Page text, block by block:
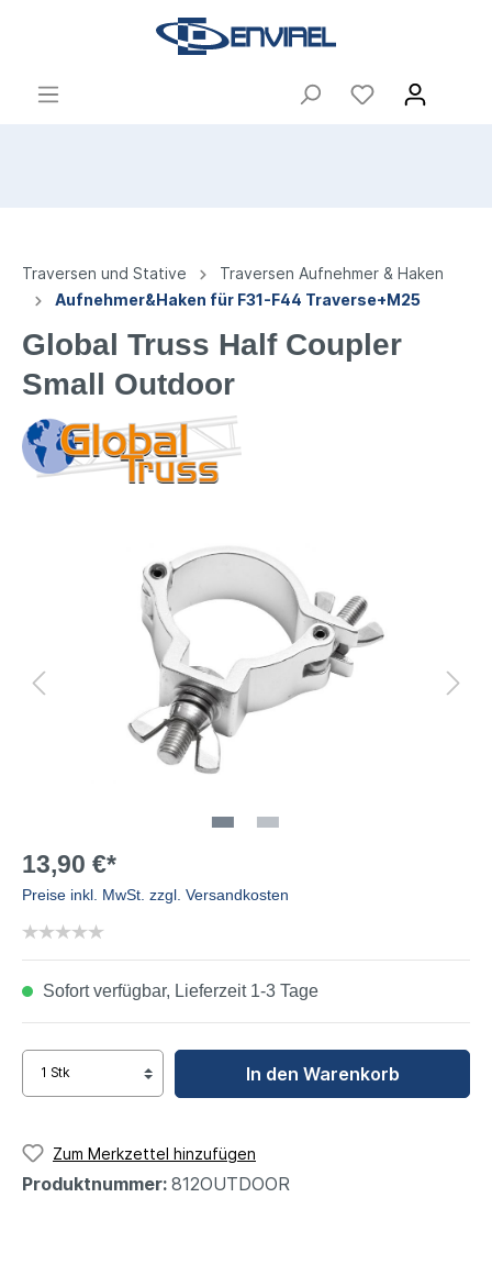
Traversen und Stative
Traversen Aufnehmer & Haken
Aufnehmer&Haken für F31-F44 Traverse+M25
Global Truss Half Coupler
Small Outdoor
13,90 €*
Preise inkl. MwSt. zzgl. Versandkosten
Sofort verfügbar, Lieferzeit 1-3 Tage
In den Warenkorb
Zum Merkzettel hinzufügen
Produktnummer: 812OUTDOOR